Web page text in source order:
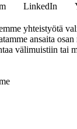
LinkedIn
yhteistyötä
ansaita
välimuistiin tai